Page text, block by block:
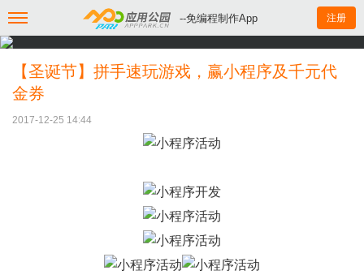
--免编程制作App 注册
【圣诞节】拼手速玩游戏，赢小程序及千元代
金券
2017-12-25 14:44